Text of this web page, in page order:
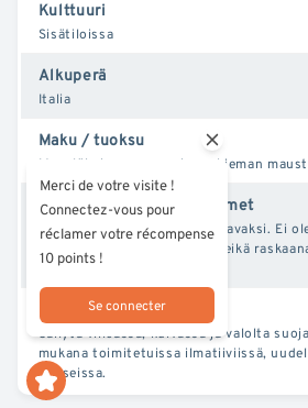
Kulttuuri
Sisätiloissa
Alkuperä
Italia
Maku / tuoksu
Maanläheinen, puumainen, hieman
Käyttöä koskevat varotoimet
Suihkutettavaksi tai infusoitavaksi. Ei
poltettavaksi. Ei alaikäisten eikä
imettävien naisten käyttöön.
Konservointi
Säilytä viileässä, kuivassa ja valolta
mukana toimitetuissa ilmatiiviissä,
pusseissa.
Merci de votre visite !
Connectez-vous pour
réclamer votre récompense
10 points !
Se connecter